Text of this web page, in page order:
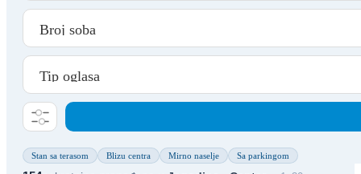
Stan sa terasom Blizu centra Mirno naselje Sa parkingom